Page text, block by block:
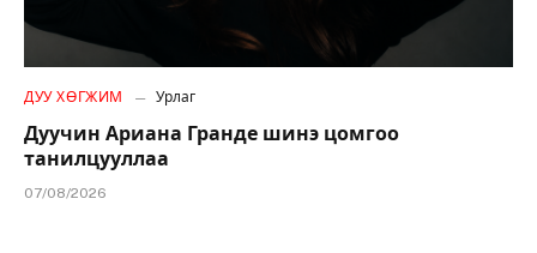
ДУУ ХӨГЖИМ Урлаг
Дуучин Ариана Гранде шинэ цомгоо
танилцууллаа
07/08/2026